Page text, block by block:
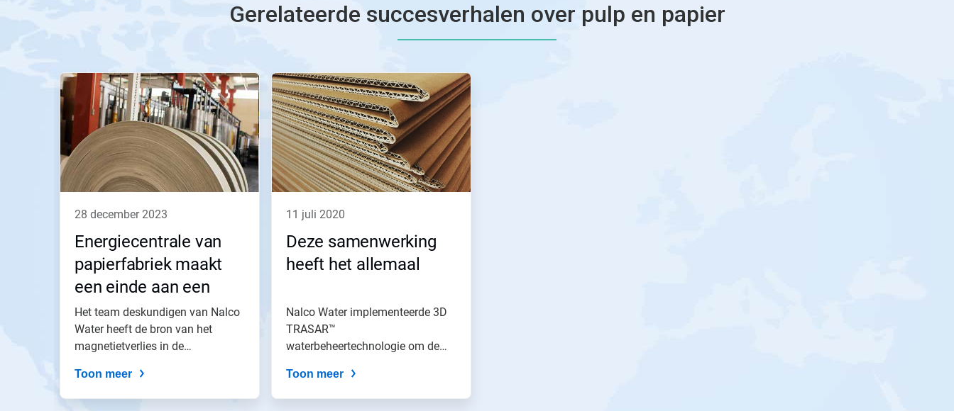
Gerelateerde succesverhalen over pulp en papier
28 december 2023
Energiecentrale van
papierfabriek maakt
een einde aan een
hardnekkig probleem
Het team deskundigen van Nalco
Water heeft de bron van het
magnetietverlies in de
Toon meer
11 juli 2020
Deze samenwerking
heeft het allemaal
Nalco Water implementeerde 3D
TRASAR™
waterbeheertechnologie om de
Toon meer